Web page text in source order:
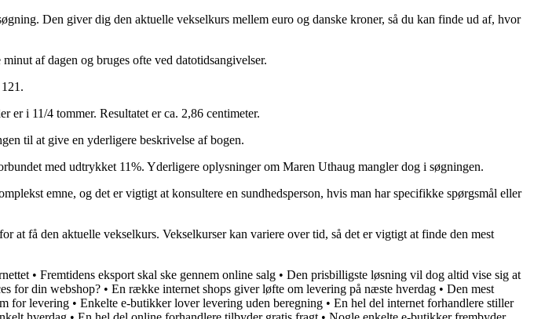
Den giver dig den aktuelle vekselkurs mellem euro og danske kroner, så du kan finde ud af, hvor
af dagen og bruges ofte ved datotidsangivelser.
er i 11/4 tommer. Resultatet er ca. 2,86 centimeter.
til at give en yderligere beskrivelse af bogen.
med udtrykket 11%. Yderligere oplysninger om Maren Uthaug mangler dog i søgningen.
emne, og det er vigtigt at konsultere en sundhedsperson, hvis man har specifikke spørgsmål eller
få den aktuelle vekselkurs. Vekselkurser kan variere over tid, så det er vigtigt at finde den mest
• Fremtidens eksport skal ske gennem online salg • Den prisbilligste løsning vil dog altid vise sig at
for din webshop? • En række internet shops giver løfte om levering på næste hverdag • Den mest
for levering • Enkelte e-butikker lover levering uden beregning • En hel del internet forhandlere stiller